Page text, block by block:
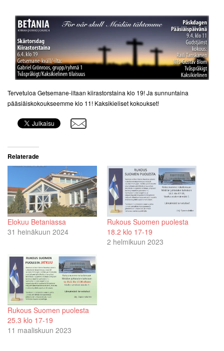
Tervetuloa Getsemane-iltaan kiirastorstaina klo 19! Ja sunnuntaina
pääsiäiskokoukseemme klo 11! Kaksikieliset kokoukset!
Relaterade
Elokuu Betaniassa
31 heinäkuun 2024
Rukous Suomen puolesta
18.2 klo 17-19
2 helmikuun 2023
Rukous Suomen puolesta
25.3 klo 17-19
11 maaliskuun 2023